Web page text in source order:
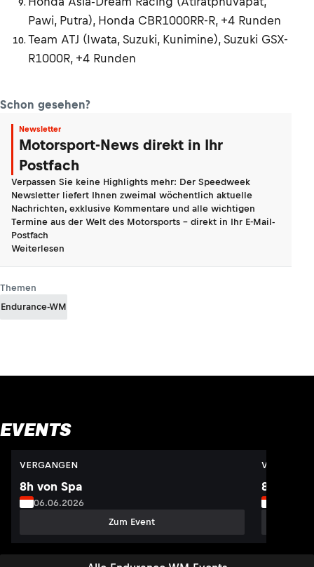
Pawi, Putra), Honda CBR1000RR-R, +4 Runden
Team ATJ (Iwata, Suzuki, Kunimine), Suzuki GSX-
R1000R, +4 Runden
Schon gesehen?
Newsletter
Motorsport-News direkt in Ihr
Postfach
Verpassen Sie keine Highlights mehr: Der Speedweek
Newsletter liefert Ihnen zweimal wöchentlich aktuelle
Nachrichten, exklusive Kommentare und alle wichtigen
Termine aus der Welt des Motorsports - direkt in Ihr E-Mail-
Postfach
Weiterlesen
Themen
Endurance-WM
EVENTS
VERGANGEN
8h von Spa
06.06.2026
Zum Event
8h von